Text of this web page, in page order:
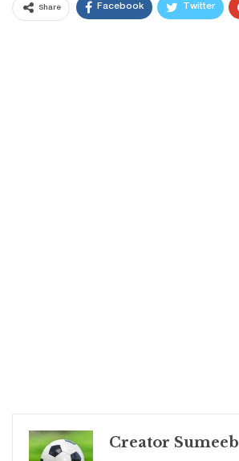
Share Facebook Twitter
Creator Sumeeb